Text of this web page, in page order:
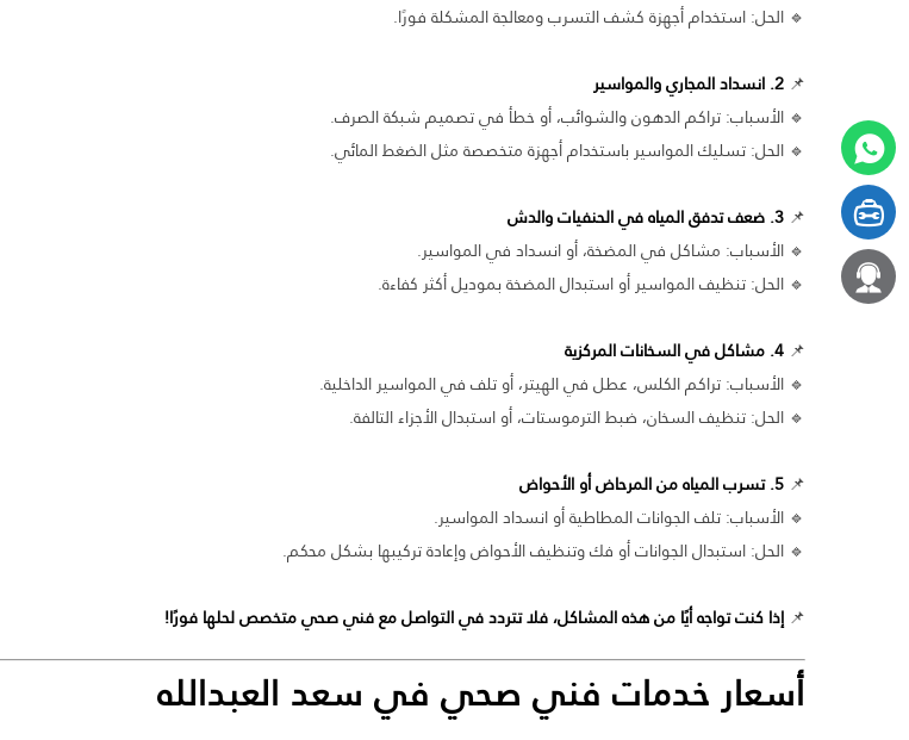
🔹 الحل: استخدام أجهزة كشف التسرب ومعالجة المشكلة فورًا.
📌 2. انسداد المجاري والمواسير
🔹 الأسباب: تراكم الدهون والشوائب، أو خطأ في تصميم شبكة الصرف.
🔹 الحل: تسليك المواسير باستخدام أجهزة متخصصة مثل الضغط المائي.
📌 3. ضعف تدفق المياه في الحنفيات والدش
🔹 الأسباب: مشاكل في المضخة، أو انسداد في المواسير.
🔹 الحل: تنظيف المواسير أو استبدال المضخة بموديل أكثر كفاءة.
📌 4. مشاكل في السخانات المركزية
🔹 الأسباب: تراكم الكلس، عطل في الهيتر، أو تلف في المواسير الداخلية.
🔹 الحل: تنظيف السخان، ضبط الترموستات، أو استبدال الأجزاء التالفة.
📌 5. تسرب المياه من المرحاض أو الأحواض
🔹 الأسباب: تلف الجوانات المطاطية أو انسداد المواسير.
🔹 الحل: استبدال الجوانات أو فك وتنظيف الأحواض وإعادة تركيبها بشكل محكم.
📌 إذا كنت تواجه أيًا من هذه المشاكل، فلا تتردد في التواصل مع فني صحي متخصص لحلها فورًا!
أسعار خدمات فني صحي في سعد العبدالله